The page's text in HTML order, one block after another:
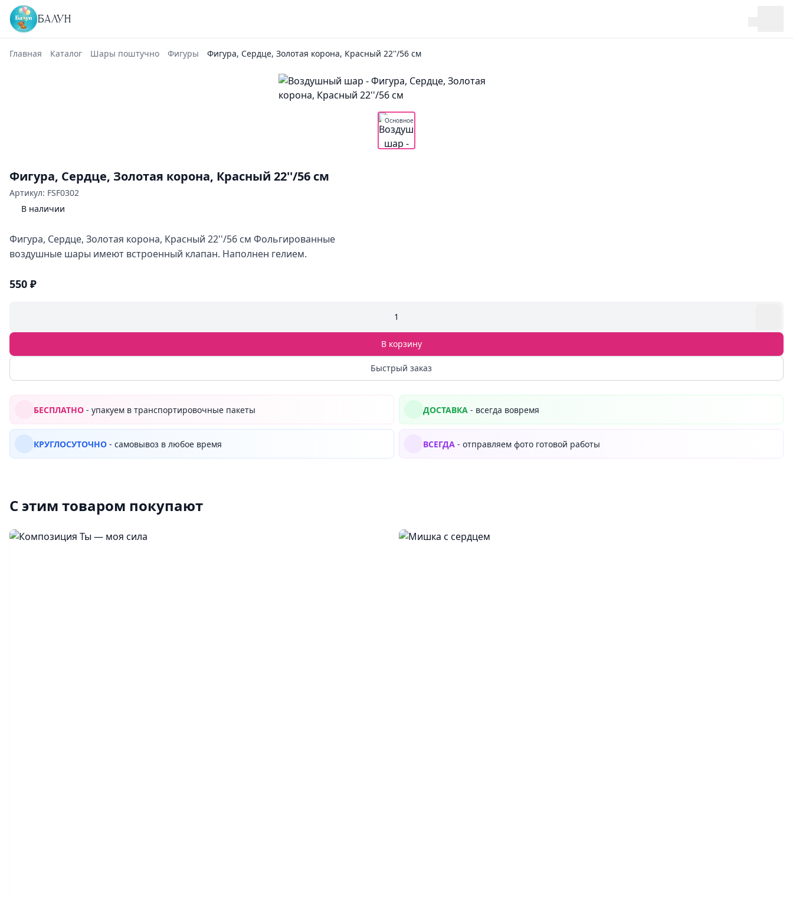
БАЛУН
Главная Каталог Шары поштучно Фигуры Фигура, Сердце, Золотая корона, Красный 22''/56 см
Основное
Фигура, Сердце, Золотая корона, Красный 22''/56 см
Артикул: FSF0302
В наличии
Фигура, Сердце, Золотая корона, Красный 22''/56 см Фольгированные
воздушные шары имеют встроенный клапан. Наполнен гелием.
550 ₽
1
В корзину
Быстрый заказ
БЕСПЛАТНО - упакуем в транспортировочные пакеты ДОСТАВКА - всегда вовремя
КРУГЛОСУТОЧНО - самовывоз в любое время ВСЕГДА - отправляем фото готовой работы
С этим товаром покупают